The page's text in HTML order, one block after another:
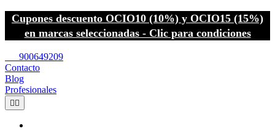
Cupones descuento OCIO10 (10%) y OCIO15 (15%)
en marcas seleccionadas - Clic para condiciones
900649209
Contacto
Blog
Profesionales
 